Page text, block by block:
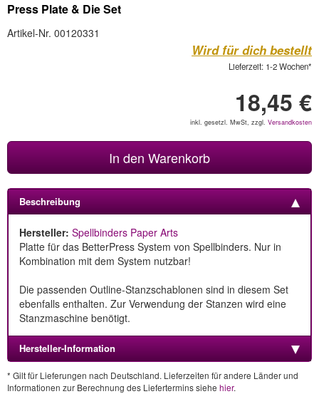
Press Plate & Die Set
Artikel-Nr. 00120331
Wird für dich bestellt
Lieferzeit: 1-2 Wochen*
18,45 €
inkl. gesetzl. MwSt, zzgl. Versandkosten
In den Warenkorb
Beschreibung
Hersteller: Spellbinders Paper Arts
Platte für das BetterPress System von Spellbinders. Nur in
Kombination mit dem System nutzbar!
Die passenden Outline-Stanzschablonen sind in diesem Set
ebenfalls enthalten. Zur Verwendung der Stanzen wird eine
Stanzmaschine benötigt.
Hersteller-Information
* Gilt für Lieferungen nach Deutschland. Lieferzeiten für andere Länder und
Informationen zur Berechnung des Liefertermins siehe hier.